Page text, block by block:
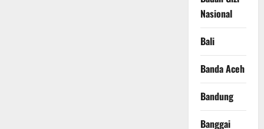
Nasional
Bali
Banda Aceh
Bandung
Banggai